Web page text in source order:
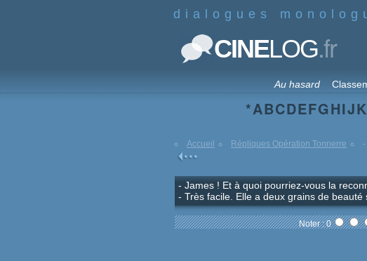
dialogues
CINELOG.fr
Au hasard
*ABCDEFGHIJK
Accueil Répliques Opération Tonnerre -
- James ! Et à quoi pourriez-vous la
- Très facile. Elle a deux grains de beauté
Noter : 0